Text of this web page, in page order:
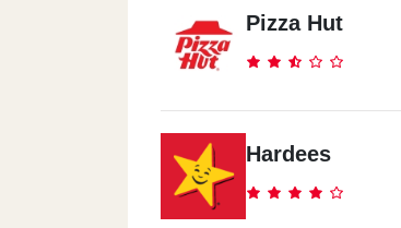
Pizza Hut
Hardees